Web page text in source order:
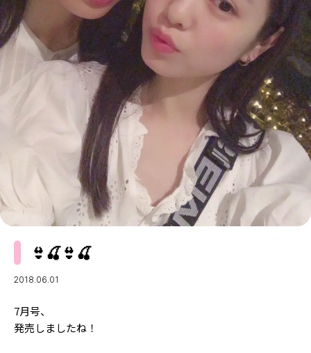
おでかけ
お悩み相談
MODEL'S BLOG
TikTok
Instagram
YouTube
FORTUNE
ゲッターズ飯田
MISS SEVENTEEN
ミスセブンティーンニュース
MAGAZINE
バックナンバー
INFORMATION
Seventeen
👙🍒👙🍒
2018.06.01
7月号、
発売しましたね！